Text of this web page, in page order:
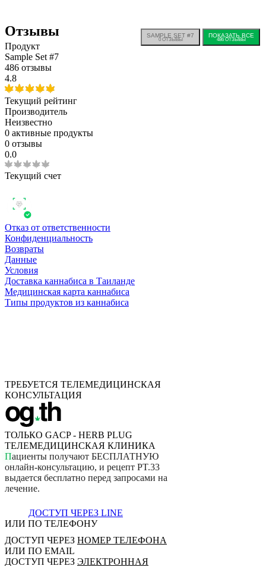
Отзывы SAMPLE SET #7
0 ОТЗЫВЫ
ПОКАЗАТЬ ВСЕ
486 ОТЗЫВЫ
Продукт
Sample Set #7
486 отзывы
4.8
Текущий рейтинг
Производитель
Неизвестно
0 активные продукты
0 отзывы
0.0
Текущий счет
Отказ от ответственности
Конфиденциальность
Возвраты
Данные
Условия
Доставка каннабиса в Таиланде
Медицинская карта каннабиса
Типы продуктов из каннабиса
ТРЕБУЕТСЯ ТЕЛЕМЕДИЦИНСКАЯ
КОНСУЛЬТАЦИЯ
ТОЛЬКО GACP - HERB PLUG
ТЕЛЕМЕДИЦИНСКАЯ КЛИНИКА
Пациенты получают БЕСПЛАТНУЮ
онлайн-консультацию, и рецепт PT.33
выдается бесплатно перед запросами на
лечение.
ДОСТУП ЧЕРЕЗ LINE
ИЛИ ПО ТЕЛЕФОНУ
ДОСТУП ЧЕРЕЗ НОМЕР ТЕЛЕФОНА
ИЛИ ПО EMAIL
ДОСТУП ЧЕРЕЗ ЭЛЕКТРОННАЯ